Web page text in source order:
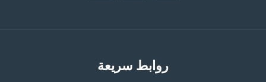
روابط سريعة